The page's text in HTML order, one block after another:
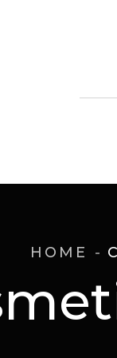
HOME